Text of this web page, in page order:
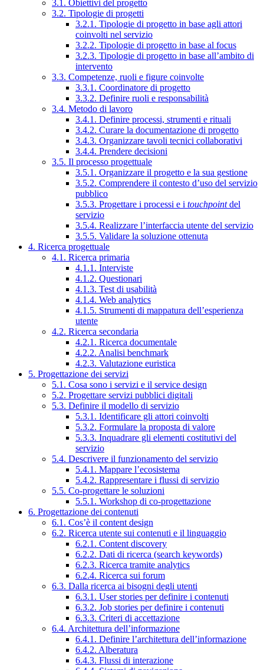
3.1. Obiettivi del progetto
3.2. Tipologie di progetti
3.2.1. Tipologie di progetto in base agli attori
coinvolti nel servizio
3.2.2. Tipologie di progetto in base al focus
3.2.3. Tipologie di progetto in base all’ambito di
intervento
3.3. Competenze, ruoli e figure coinvolte
3.3.1. Coordinatore di progetto
3.3.2. Definire ruoli e responsabilità
3.4. Metodo di lavoro
3.4.1. Definire processi, strumenti e rituali
3.4.2. Curare la documentazione di progetto
3.4.3. Organizzare tavoli tecnici collaborativi
3.4.4. Prendere decisioni
3.5. Il processo progettuale
3.5.1. Organizzare il progetto e la sua gestione
3.5.2. Comprendere il contesto d’uso del servizio
pubblico
3.5.3. Progettare i processi e i touchpointdel
servizio
3.5.4. Realizzare l’interfaccia utente del servizio
3.5.5. Validare la soluzione ottenuta
4. Ricerca progettuale
4.1. Ricerca primaria
4.1.1. Interviste
4.1.2. Questionari
4.1.3. Test di usabilità
4.1.4. Web analytics
4.1.5. Strumenti di mappatura dell’esperienza
utente
4.2. Ricerca secondaria
4.2.1. Ricerca documentale
4.2.2. Analisi benchmark
4.2.3. Valutazione euristica
5. Progettazione dei servizi
5.1. Cosa sono i servizi e il service design
5.2. Progettare servizi pubblici digitali
5.3. Definire il modello di servizio
5.3.1. Identificare gli attori coinvolti
5.3.2. Formulare la proposta di valore
5.3.3. Inquadrare gli elementi costitutivi del
servizio
5.4. Descrivere il funzionamento del servizio
5.4.1. Mappare l’ecosistema
5.4.2. Rappresentare i flussi di servizio
5.5. Co-progettare le soluzioni
5.5.1. Workshop di co-progettazione
6. Progettazione dei contenuti
6.1. Cos’è il content design
6.2. Ricerca utente sui contenuti e il linguaggio
6.2.1. Content discovery
6.2.2. Dati di ricerca (search keywords)
6.2.3. Ricerca tramite analytics
6.2.4. Ricerca sui forum
6.3. Dalla ricerca ai bisogni degli utenti
6.3.1. User stories per definire i contenuti
6.3.2. Job stories per definire i contenuti
6.3.3. Criteri di accettazione
6.4. Architettura dell’informazione
6.4.1. Definire l’architettura dell’informazione
6.4.2. Alberatura
6.4.3. Flussi di interazione